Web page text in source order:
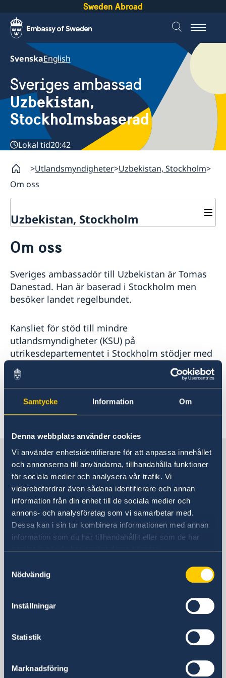
Samtycke Information Om
Denna webbplats använder cookies
Vi använder enhetsidentifierare för att anpassa innehållet
och annonserna till användarna, tillhandahålla funktioner
för sociala medier och analysera vår trafik. Vi
vidarebefordrar även sådana identifierare och annan
information från din enhet till de sociala medier och
annons- och analysföretag som vi samarbetar med.
Dessa kan i sin tur kombinera informationen med annan
information som du har tillhandahållit eller som de har
samlat in när du har använt deras tjänster.
Nödvändig
Inställningar
Statistik
Marknadsföring
Sweden Abroad
SvenskaEnglish
Sveriges ambassad
Uzbekistan,
Stockholmsbaserad
Lokal tid20:42
Utlandsmyndigheter Uzbekistan, Stockholm
Om oss
Uzbekistan, Stockholm
Om oss
Nyheter
Om oss
Sveriges ambassadör till Uzbekistan är Tomas
Danestad. Han är baserad i Stockholm men
besöker landet regelbundet.
Kansliet för stöd till mindre
utlandsmyndigheter (KSU) på
utrikesdepartementet i Stockholm stödjer med
beredning av ärenden och handläggning av
sakfrågor, se kontaktinformation längre ner på
sidan.
Senast uppdaterad 16 maj 2023, 15.03
Sverige i Uzbekistan
Sveriges ambassad
(Stockholmsbaserad)
Besöksadress
De Stockholmsbaserade
utlandsmyndigheterna har inte öppet för
eller telefon.
Kansliet för stöd till mindre
103 39 STOCKHOLM
Fax